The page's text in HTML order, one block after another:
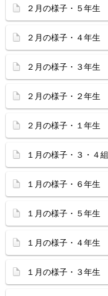
２月の様子・５年生
２月の様子・４年生
２月の様子・３年生
２月の様子・２年生
２月の様子・１年生
１月の様子・３・４組
１月の様子・６年生
１月の様子・５年生
１月の様子・４年生
１月の様子・３年生